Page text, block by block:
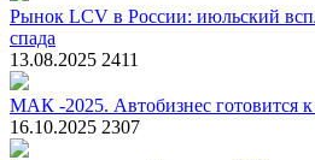
Рынок LCV в России: июльский
спада
13.08.2025 2411
МАК -2025. Автобизнес готовится
16.10.2025 2307